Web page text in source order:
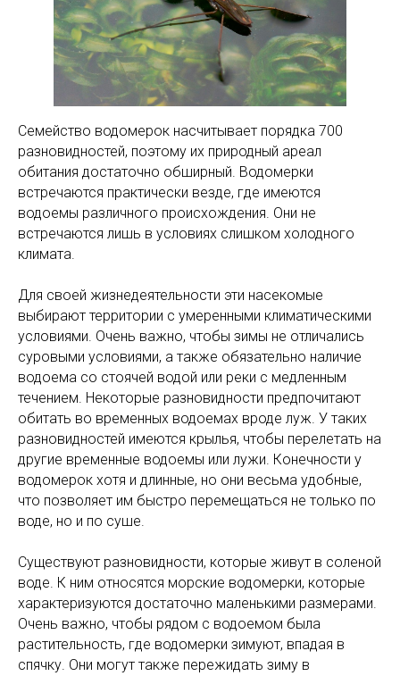
Семейство водомерок насчитывает порядка 700
разновидностей, поэтому их природный ареал
обитания достаточно обширный. Водомерки
встречаются практически везде, где имеются
водоемы различного происхождения. Они не
встречаются лишь в условиях слишком холодного
климата.
Для своей жизнедеятельности эти насекомые
выбирают территории с умеренными климатическими
условиями. Очень важно, чтобы зимы не отличались
суровыми условиями, а также обязательно наличие
водоема со стоячей водой или реки с медленным
течением. Некоторые разновидности предпочитают
обитать во временных водоемах вроде луж. У таких
разновидностей имеются крылья, чтобы перелетать на
другие временные водоемы или лужи. Конечности у
водомерок хотя и длинные, но они весьма удобные,
что позволяет им быстро перемещаться не только по
воде, но и по суше.
Существуют разновидности, которые живут в соленой
воде. К ним относятся морские водомерки, которые
характеризуются достаточно маленькими размерами.
Очень важно, чтобы рядом с водоемом была
растительность, где водомерки зимуют, впадая в
спячку. Они могут также пережидать зиму в